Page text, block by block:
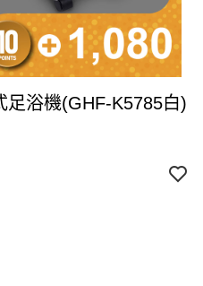
足浴機(GHF-K5785白)